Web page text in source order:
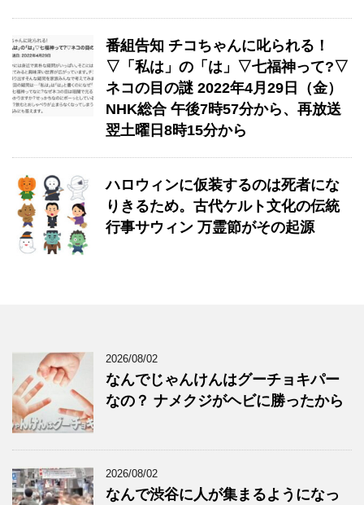
番組告知 チコちゃんに叱られる！
▽「私は」の「は」▽七福神って?▽
ネコの目の謎 2022年4月29日（金）
NHK総合 午後7時57分から、再放送
翌土曜日8時15分から
ハロウィンに仮装するのは死者にな
りきるため。古代ケルト文化の伝統
行事サウィン 万霊節がその起源
2026/08/02
なんでじゃんけんはグーチョキパー
なの？ ナメクジがヘビに勝ったから
2026/08/02
なんで渋谷に人が集まるようになっ